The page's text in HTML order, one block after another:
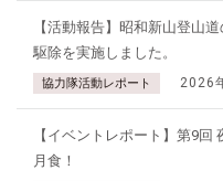
【活動報告】昭和新山登山
駆除を実施しました。
協力隊活動レポート 2026
【イベントレポート】第9
月食！